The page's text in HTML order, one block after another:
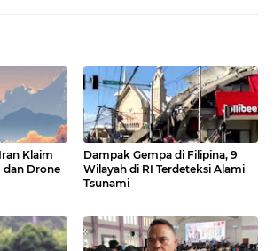
Klaim
dan Drone
Dampak Gempa di Filipina, 9
Wilayah di RI Terdeteksi Alami
Tsunami